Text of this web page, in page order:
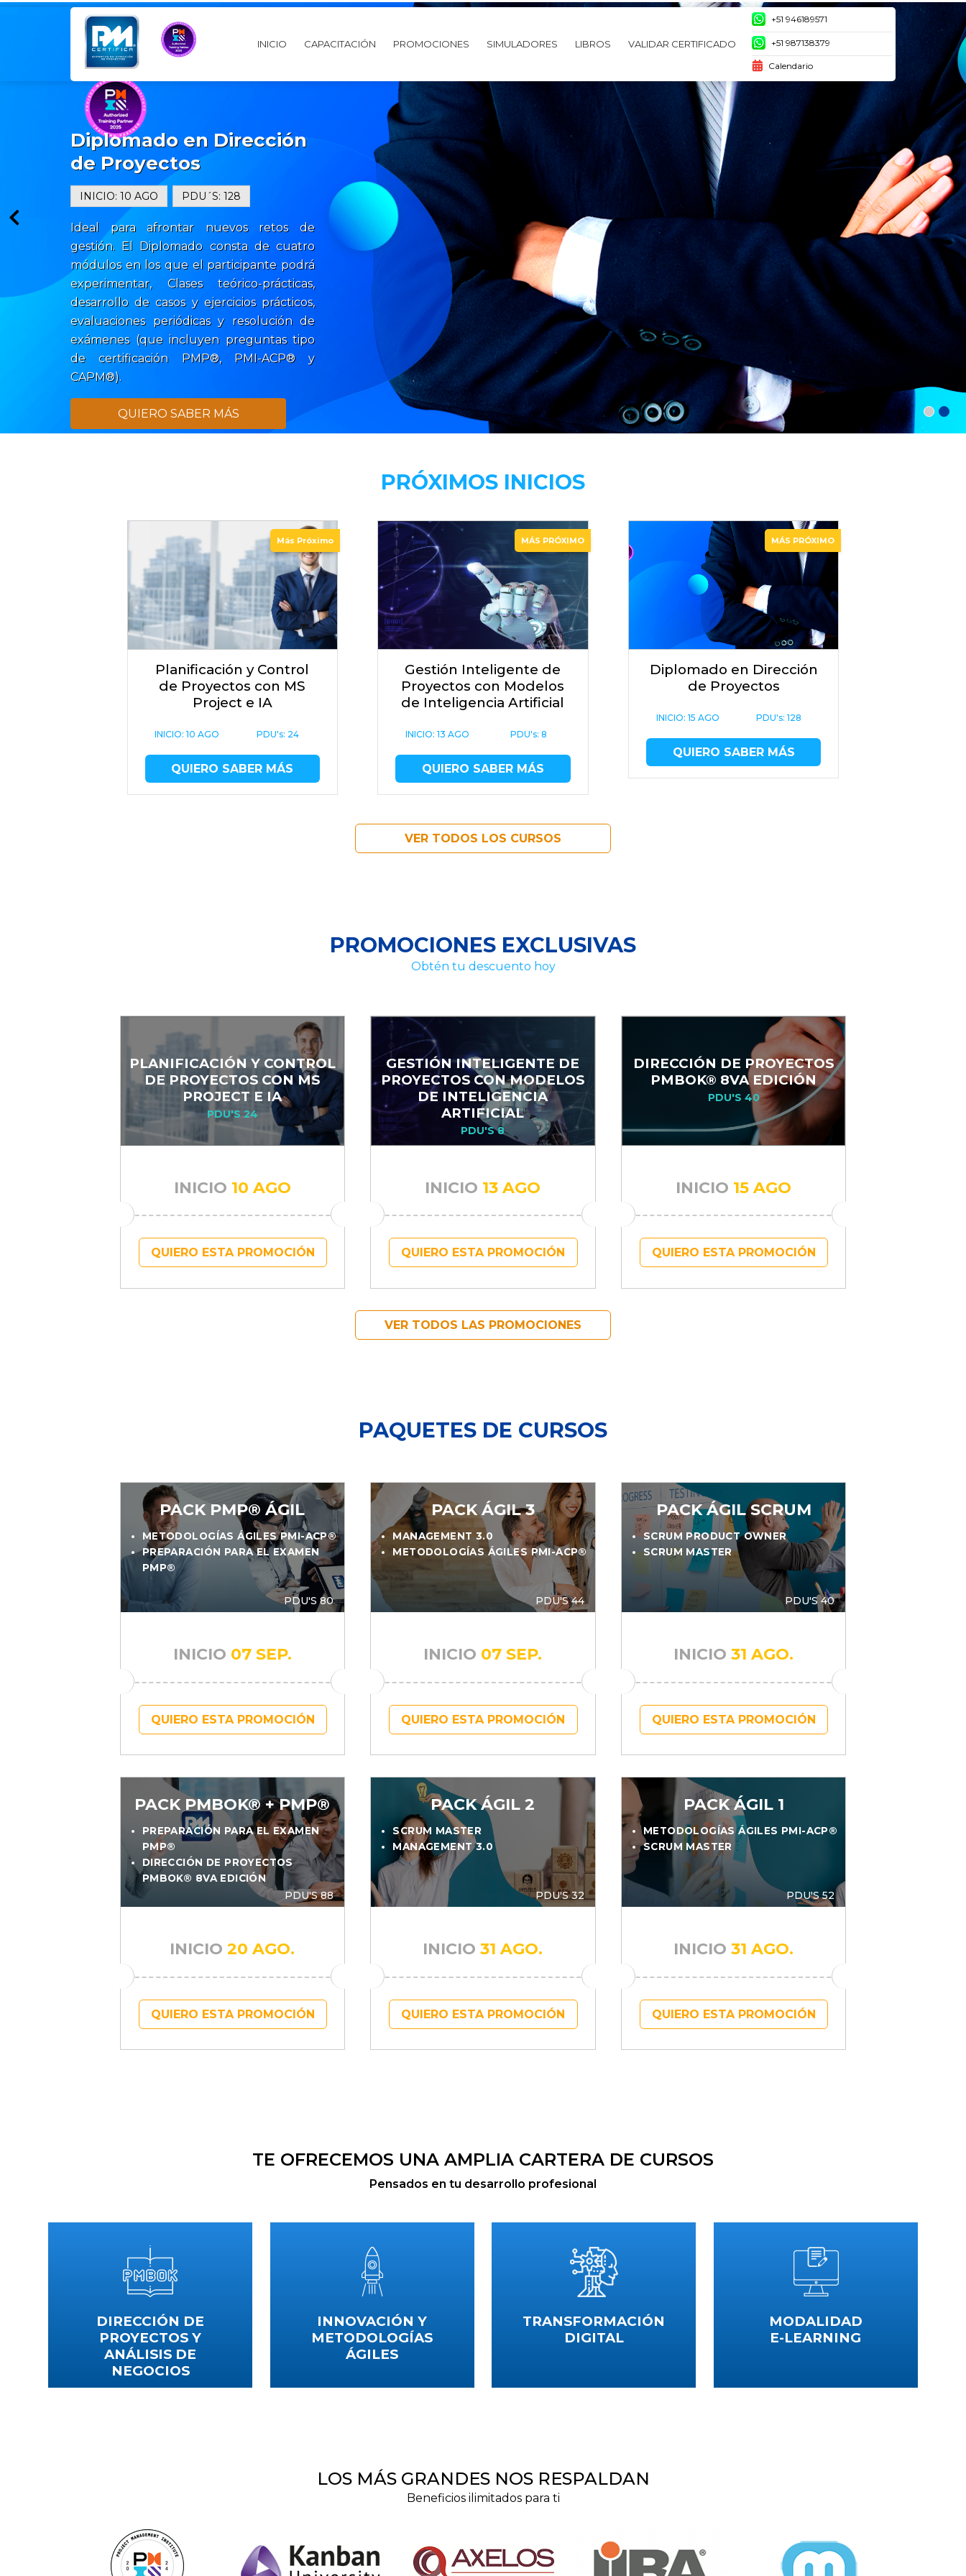
INICIO CAPACITACIÓN PROMOCIONES SIMULADORES LIBROS VALIDAR CERTIFICADO
+51 946189571
+51 987138379
Calendario
Diplomado en Dirección
de Proyectos
INICIO: 10 AGO PDU´S: 128
Ideal para afrontar nuevos retos de
gestión. El Diplomado consta de cuatro
módulos en los que el participante podrá
experimentar, Clases teórico-prácticas,
desarrollo de casos y ejercicios prácticos,
evaluaciones periódicas y resolución de
exámenes (que incluyen preguntas tipo
de certificación PMP®, PMI-ACP® y
CAPM®).
QUIERO SABER MÁS
PRÓXIMOS INICIOS
Más Próximo
Planificación y Control
de Proyectos con MS
Project e IA
INICIO:10 AGO PDU's: 24
QUIERO SABER MÁS
MÁS PRÓXIMO
Gestión Inteligente de
Proyectos con Modelos
de Inteligencia Artificial
INICIO:13 AGO PDU's: 8
QUIERO SABER MÁS
MÁS PRÓXIMO
Diplomado en Dirección
de Proyectos
INICIO:15 AGO PDU's: 128
QUIERO SABER MÁS
VER TODOS LOS CURSOS
PROMOCIONES EXCLUSIVAS
Obtén tu descuento hoy
PLANIFICACIÓN Y CONTROL
DE PROYECTOS CON MS
PROJECT E IA
PDU'S 24
INICIO 10 AGO
QUIERO ESTA PROMOCIÓN
GESTIÓN INTELIGENTE DE
PROYECTOS CON MODELOS
DE INTELIGENCIA
ARTIFICIAL
PDU'S 8
INICIO 13 AGO
QUIERO ESTA PROMOCIÓN
DIRECCIÓN DE PROYECTOS
PMBOK® 8VA EDICIÓN
PDU'S 40
INICIO 15 AGO
QUIERO ESTA PROMOCIÓN
VER TODOS LAS PROMOCIONES
PAQUETES DE CURSOS
PACK PMP® ÁGIL
METODOLOGÍAS ÁGILES PMI-ACP®
PREPARACIÓN PARA EL EXAMEN
PMP®
PDU'S 80
INICIO 07 SEP.
QUIERO ESTA PROMOCIÓN
PACK ÁGIL 3
MANAGEMENT 3.0
METODOLOGÍAS ÁGILES PMI-ACP®
PDU'S 44
INICIO 07 SEP.
QUIERO ESTA PROMOCIÓN
PACK ÁGIL SCRUM
SCRUM PRODUCT OWNER
SCRUM MASTER
PDU'S 40
INICIO 31 AGO.
QUIERO ESTA PROMOCIÓN
PACK PMBOK® + PMP®
PREPARACIÓN PARA EL EXAMEN
PMP®
DIRECCIÓN DE PROYECTOS
PMBOK® 8VA EDICIÓN
PDU'S 88
INICIO 20 AGO.
QUIERO ESTA PROMOCIÓN
PACK ÁGIL 2
SCRUM MASTER
MANAGEMENT 3.0
PDU'S 32
INICIO 31 AGO.
QUIERO ESTA PROMOCIÓN
PACK ÁGIL 1
METODOLOGÍAS ÁGILES PMI-ACP®
SCRUM MASTER
PDU'S 52
INICIO 31 AGO.
QUIERO ESTA PROMOCIÓN
TE OFRECEMOS UNA AMPLIA CARTERA DE CURSOS
Pensados en tu desarrollo profesional
DIRECCIÓN DE
PROYECTOS Y
ANÁLISIS DE
NEGOCIOS
INNOVACIÓN Y
METODOLOGÍAS
ÁGILES
TRANSFORMACIÓN
DIGITAL
implementación dinámica de las nuevas
MODALIDAD
E-LEARNING
LOS MÁS GRANDES NOS RESPALDAN
Beneficios ilimitados para ti